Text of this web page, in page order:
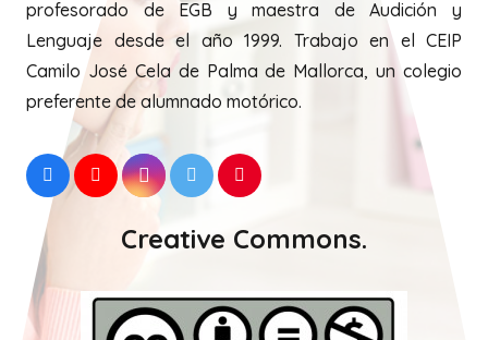
profesorado de EGB y maestra de Audición y
Lenguaje desde el año 1999. Trabajo en el CEIP
Camilo José Cela de Palma de Mallorca, un colegio
preferente de alumnado motórico.
Creative Commons.